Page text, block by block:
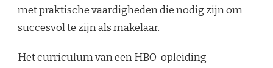
met praktische vaardigheden die nodig zijn om
succesvol te zijn als makelaar.
Het curriculum van een HBO-opleiding